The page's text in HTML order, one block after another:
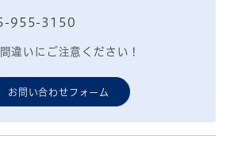
955-3150
違いにご注意ください！
お問い合わせフォーム